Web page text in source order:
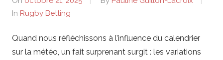
b
y
In Rugby Betting
Quand nous réfléchissons à l’influence du calendrier
sur la météo, un fait surprenant surgit : les variations